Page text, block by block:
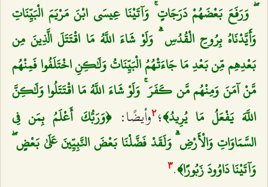
ۖ وَرَفَعَ بَعْضَهُمْ دَرَجَاتٍ ۚ وَآتَيْنَا عِيسَى ابْنَ مَرْيَمَ الْبَيِّنَاتِ
وَأَيَّدْنَاهُ بِرُوحِ الْقُدُسِ ۗ وَلَوْ شَاءَ اللَّهُ مَا اقْتَتَلَ الَّذِينَ مِن
بَعْدِهِم مِّن بَعْدِ مَا جَاءَتْهُمُ الْبَيِّنَاتُ وَلَٰكِنِ اخْتَلَفُوا فَمِنْهُم
مَّنْ آمَنَ وَمِنْهُم مَّن كَفَرَ ۚ وَلَوْ شَاءَ اللَّهُ مَا اقْتَتَلُوا وَلَٰكِنَّ
اللَّهَ يَفْعَلُ مَا يُرِيدُ﴾؛٢وأيضًا:﴿وَرَبُّكَ أَعْلَمُ بِمَن فِي
السَّمَاوَاتِ وَالْأَرْضِ ۗ وَلَقَدْ فَضَّلْنَا بَعْضَ النَّبِيِّينَ عَلَىٰ بَعْضٍ ۖ
وَآتَيْنَا دَاوُودَ زَبُورًا﴾.٣